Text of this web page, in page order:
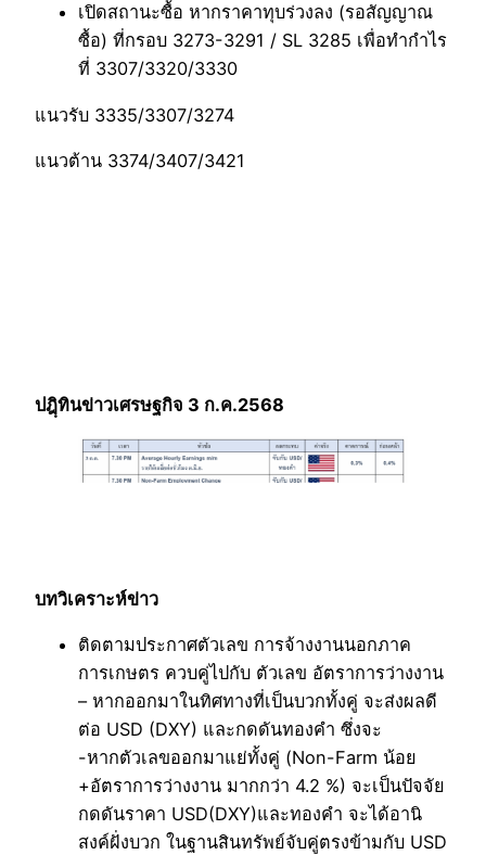
เปิดสถานะซื้อ หากราคาทุบร่วงลง (รอสัญญาณ
ซื้อ) ที่กรอบ 3273-3291 / SL 3285 เพื่อทำกำไร
ที่ 3307/3320/3330
แนวรับ 3335/3307/3274
แนวต้าน 3374/3407/3421
ปฎฺิทินข่าวเศรษฐกิจ 3 ก.ค.2568
บทวิเคราะห์ข่าว
ติดตามประกาศตัวเลข การจ้างงานนอกภาค
การเกษตร ควบคู่ไปกับ ตัวเลข อัตราการว่างงาน
– หากออกมาในทิศทางที่เป็นบวกทั้งคู่ จะส่งผลดี
ต่อ USD (DXY) และกดดันทองคำ ซึ่งจะ
-หากตัวเลขออกมาแย่ทั้งคู่ (Non-Farm น้อย
+อัตราการว่างงาน มากกว่า 4.2 %) จะเป็นปัจจัย
กดดันราคา USD(DXY)และทองคำ จะได้อานิ
สงค์ฝั่งบวก ในฐานสินทรัพย์จับคู่ตรงข้ามกับ USD